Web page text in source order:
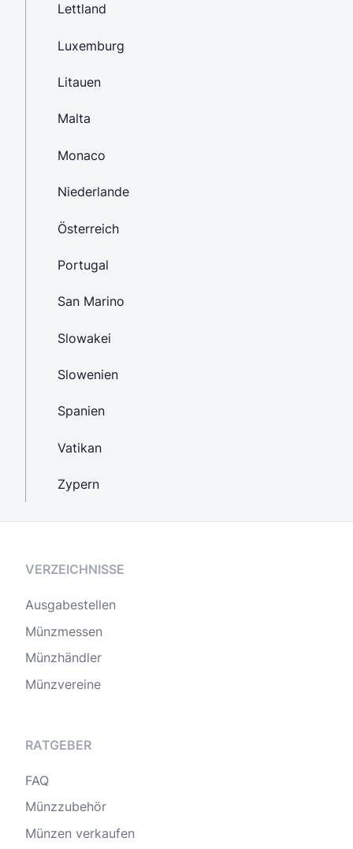
Lettland
Luxemburg
Litauen
Malta
Monaco
Niederlande
Österreich
Portugal
San Marino
Slowakei
Slowenien
Spanien
Vatikan
Zypern
VERZEICHNISSE
Ausgabestellen
Münzmessen
Münzhändler
Münzvereine
RATGEBER
FAQ
Münzzubehör
Münzen verkaufen